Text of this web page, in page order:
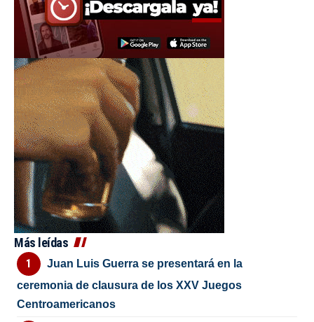
Más leídas
Juan Luis Guerra se presentará en la
ceremonia de clausura de los XXV Juegos
Centroamericanos